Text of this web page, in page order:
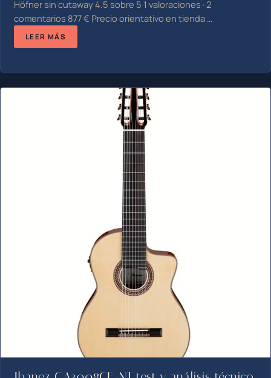
Höfner sin cutaway 4.5 sobre 5 1 valoraciones · 2
comentarios 877 € Precio orientativo en tienda …
LEER MÁS